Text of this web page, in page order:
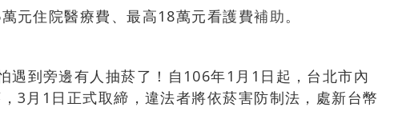
元住院醫療費、最高18萬元看護費補助。
遇到旁邊有人抽菸了！自106年1月1日起，台北市內
3月1日正式取締，違法者將依菸害防制法，處新台幣